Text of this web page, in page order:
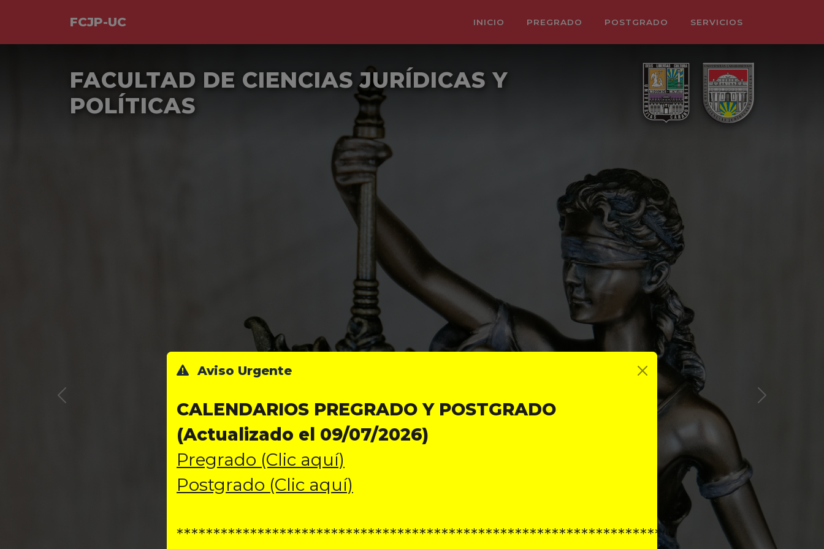
FCJP-UC INICIO PREGRADO POSTGRADO SERVICIOS
FACULTAD DE CIENCIAS JURÍDICAS Y
POLÍTICAS
Aviso Urgente
CALENDARIOS PREGRADO Y POSTGRADO
(Actualizado el 09/07/2026)
Pregrado (Clic aquí)
Postgrado (Clic aquí)
************************************************************************